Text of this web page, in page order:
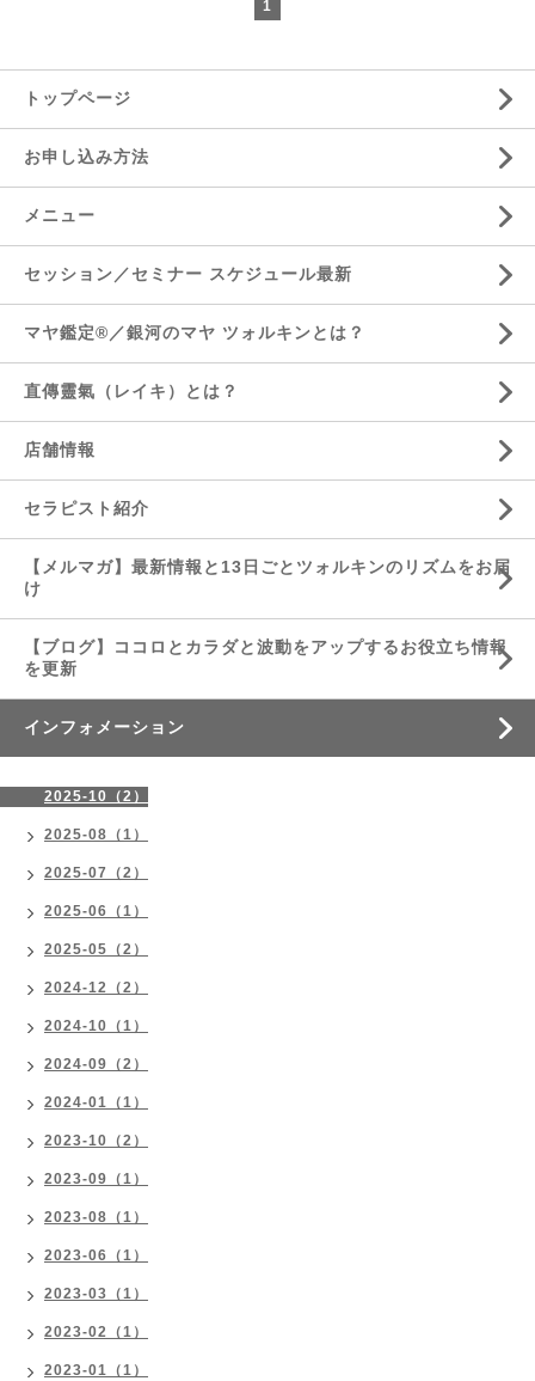
1
トップページ
お申し込み方法
メニュー
セッション／セミナー スケジュール最新
マヤ鑑定®／銀河のマヤ ツォルキンとは？
直傳靈氣（レイキ）とは？
店舗情報
セラピスト紹介
【メルマガ】最新情報と13日ごとツォルキンのリズムをお届
け
【ブログ】ココロとカラダと波動をアップするお役立ち情報
を更新
インフォメーション
2025-10（2）
2025-08（1）
2025-07（2）
2025-06（1）
2025-05（2）
2024-12（2）
2024-10（1）
2024-09（2）
2024-01（1）
2023-10（2）
2023-09（1）
2023-08（1）
2023-06（1）
2023-03（1）
2023-02（1）
2023-01（1）